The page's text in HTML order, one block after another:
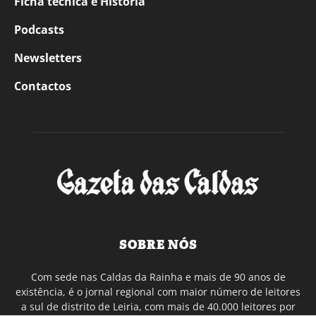
Podcasts
Newsletters
Contactos
SOBRE NÓS
Com sede nas Caldas da Rainha e mais de 90 anos de
existência, é o jornal regional com maior número de leitores
a sul de distrito de Leiria, com mais de 40.000 leitores por